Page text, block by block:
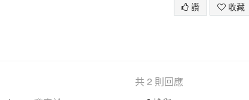
讚 收藏
共 2 則回應